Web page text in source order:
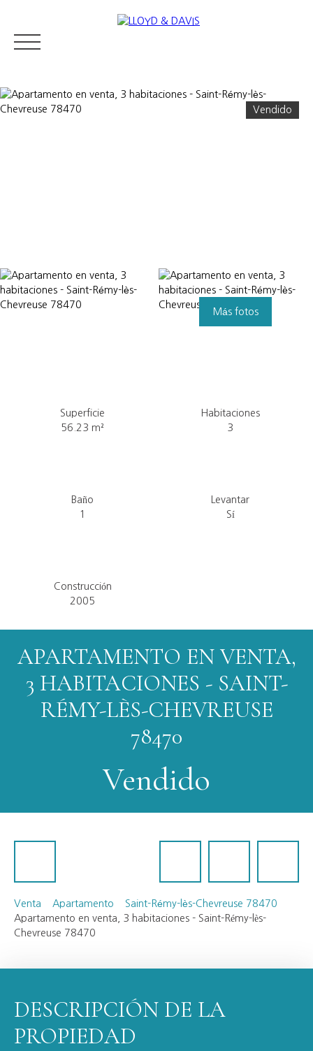
Vendido
Más fotos
Superficie
56.23 m²
Habitaciones
3
Baño
1
Levantar
Sí
Construcción
2005
APARTAMENTO EN VENTA,
3 HABITACIONES - SAINT-
RÉMY-LÈS-CHEVREUSE
78470
Vendido
Venta Apartamento
Saint-Rémy-lès-Chevreuse 78470
Apartamento en venta, 3 habitaciones - Saint-Rémy-lès-
Chevreuse 78470
DESCRIPCIÓN DE LA
PROPIEDAD